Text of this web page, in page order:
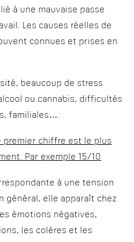
à une mauvaise passe
Les causes réelles de
connues et prises en
beaucoup de stress
ou cannabis, difficultés
familiales….
premier chiffre est le plus
Par exemple 15/10
à une tension
général, elle apparaît chez
émotions négatives,
les colères et les